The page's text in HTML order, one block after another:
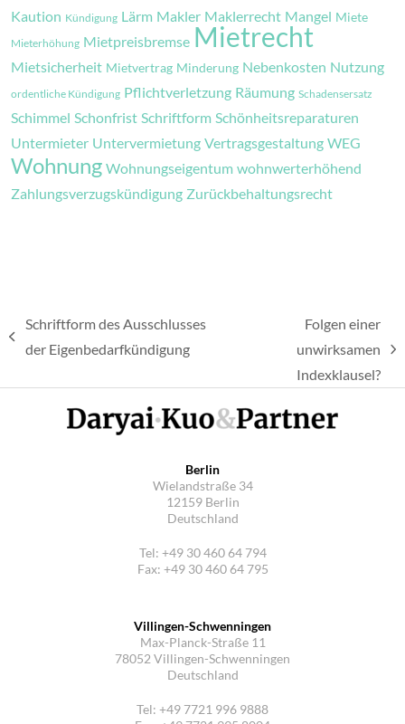
Kaution Kündigung Lärm Makler Maklerrecht Mangel Miete
Mieterhöhung Mietpreisbremse Mietrecht
Mietsicherheit Mietvertrag Minderung Nebenkosten Nutzung
ordentliche Kündigung Pflichtverletzung Räumung Schadensersatz
Schimmel Schonfrist Schriftform Schönheitsreparaturen
Untermieter Untervermietung Vertragsgestaltung WEG
Wohnung Wohnungseigentum wohnwerterhöhend
Zahlungsverzugskündigung Zurückbehaltungsrecht
vorheriger
Schriftform des Ausschlusses
der Eigenbedarfkündigung
Beitrag:
Folgen einer
unwirksamen
Indexklausel?
Berlin
Wielandstraße 34
12159 Berlin
Deutschland
Tel: +49 30 460 64 794
Fax: +49 30 460 64 795
Villingen-Schwenningen
Max-Planck-Straße 11
78052 Villingen-Schwenningen
Deutschland
Tel: +49 7721 996 9888